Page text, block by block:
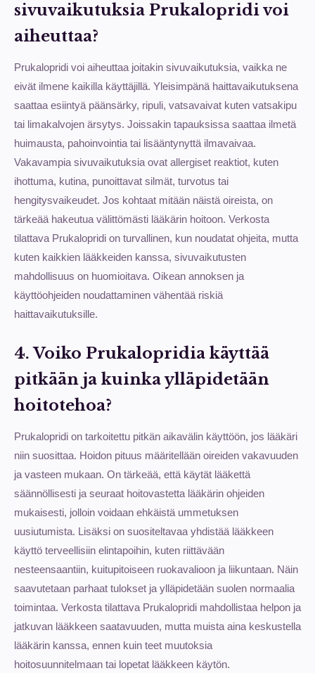
sivuvaikutuksia Prukalopridi voi
aiheuttaa?
Prukalopridi voi aiheuttaa joitakin sivuvaikutuksia, vaikka ne
eivät ilmene kaikilla käyttäjillä. Yleisimpänä haittavaikutuksena
saattaa esiintyä päänsärky, ripuli, vatsavaivat kuten vatsakipu
tai limakalvojen ärsytys. Joissakin tapauksissa saattaa ilmetä
huimausta, pahoinvointia tai lisääntynyttä ilmavaivaa.
Vakavampia sivuvaikutuksia ovat allergiset reaktiot, kuten
ihottuma, kutina, punoittavat silmät, turvotus tai
hengitysvaikeudet. Jos kohtaat mitään näistä oireista, on
tärkeää hakeutua välittömästi lääkärin hoitoon. Verkosta
tilattava Prukalopridi on turvallinen, kun noudatat ohjeita, mutta
kuten kaikkien lääkkeiden kanssa, sivuvaikutusten
mahdollisuus on huomioitava. Oikean annoksen ja
käyttöohjeiden noudattaminen vähentää riskiä
haittavaikutuksille.
4. Voiko Prukalopridia käyttää
pitkään ja kuinka ylläpidetään
hoitotehoa?
Prukalopridi on tarkoitettu pitkän aikavälin käyttöön, jos lääkäri
niin suosittaa. Hoidon pituus määritellään oireiden vakavuuden
ja vasteen mukaan. On tärkeää, että käytät lääkettä
säännöllisesti ja seuraat hoitovastetta lääkärin ohjeiden
mukaisesti, jolloin voidaan ehkäistä ummetuksen
uusiutumista. Lisäksi on suositeltavaa yhdistää lääkkeen
käyttö terveellisiin elintapoihin, kuten riittävään
nesteensaantiin, kuitupitoiseen ruokavalioon ja liikuntaan. Näin
saavutetaan parhaat tulokset ja ylläpidetään suolen normaalia
toimintaa. Verkosta tilattava Prukalopridi mahdollistaa helpon ja
jatkuvan lääkkeen saatavuuden, mutta muista aina keskustella
lääkärin kanssa, ennen kuin teet muutoksia
hoitosuunnitelmaan tai lopetat lääkkeen käytön.